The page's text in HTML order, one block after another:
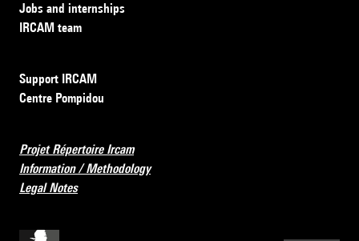
Jobs and internships
IRCAM team
Support IRCAM
Centre Pompidou
Projet Répertoire Ircam
Information / Methodology
Legal Notes